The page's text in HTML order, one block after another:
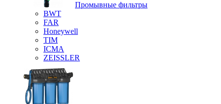
Промывные фильтры
BWT
FAR
Honeywell
TIM
ICMA
ZEISSLER